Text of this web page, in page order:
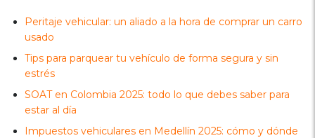
Peritaje vehicular: un aliado a la hora de comprar un carro
usado
Tips para parquear tu vehículo de forma segura y sin
estrés
SOAT en Colombia 2025: todo lo que debes saber para
estar al día
Impuestos vehiculares en Medellín 2025: cómo y dónde